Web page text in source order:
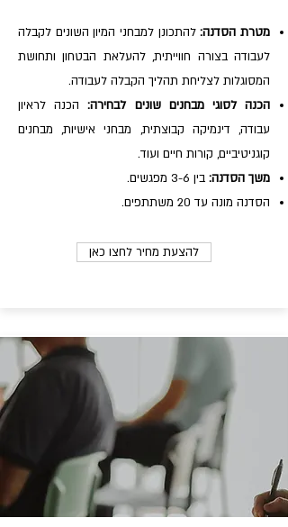
מטרת הסדנה:להתכונן למבחני המיון השונים לקבלה
לעבודה בצורה חווייתית, להעלאת הבטחון ותחושת
המסוגלות לצליחת תהליך הקבלה לעבודה.
הכנה לסוגי מבחנים שונים לבחירה:הכנה לראיון
עבודה, דינמיקה קבוצתית, מבחני אישיות, מבחנים
קוגניטיביים, קורות חיים ועוד.
משך הסדנה: בין 3-6 מפגשים.
הסדנה מונה עד 20 משתתפים.
להצעת מחיר לחצו כאן